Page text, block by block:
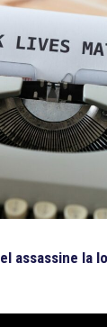
assassine la